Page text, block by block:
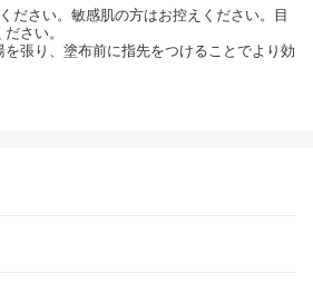
ださい。敏感肌の方はお控えください。目
さい。
張り、塗布前に指先をつけることでより効